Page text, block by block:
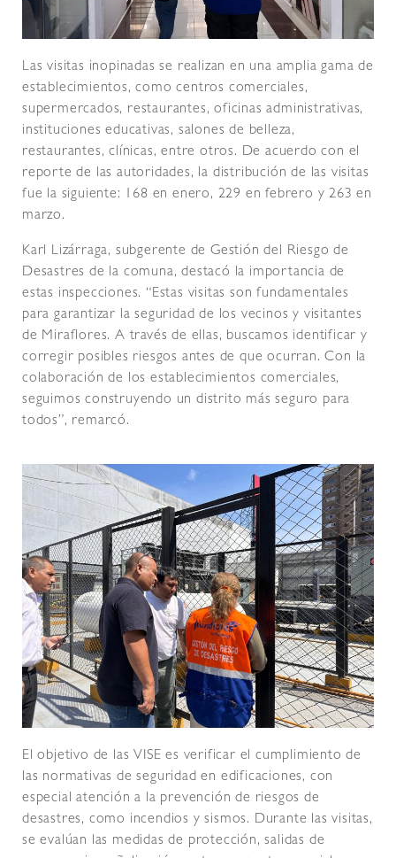
Las visitas inopinadas se realizan en una amplia gama de
establecimientos, como centros comerciales,
supermercados, restaurantes, oficinas administrativas,
instituciones educativas, salones de belleza,
restaurantes, clínicas, entre otros. De acuerdo con el
reporte de las autoridades, la distribución de las visitas
fue la siguiente: 168 en enero, 229 en febrero y 263 en
marzo.
Karl Lizárraga, subgerente de Gestión del Riesgo de
Desastres de la comuna, destacó la importancia de
estas inspecciones. “Estas visitas son fundamentales
para garantizar la seguridad de los vecinos y visitantes
de Miraflores. A través de ellas, buscamos identificar y
corregir posibles riesgos antes de que ocurran. Con la
colaboración de los establecimientos comerciales,
seguimos construyendo un distrito más seguro para
todos”, remarcó.
El objetivo de las VISE es verificar el cumplimiento de
las normativas de seguridad en edificaciones, con
especial atención a la prevención de riesgos de
desastres, como incendios y sismos. Durante las visitas,
se evalúan las medidas de protección, salidas de